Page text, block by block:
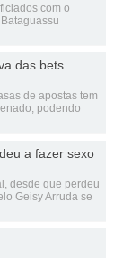
com o
das bets
de apostas tem
podendo
a fazer sexo
desde que perdeu
Geisy Arruda se